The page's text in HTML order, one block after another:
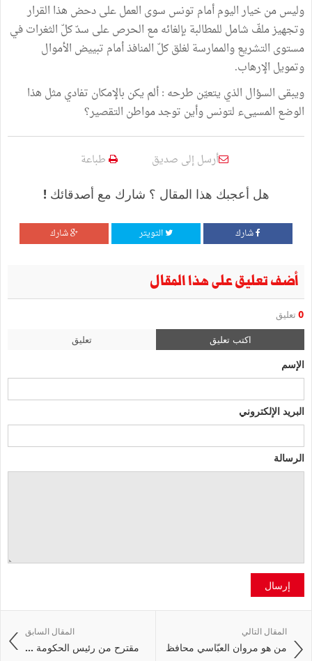
وليس من خيار اليوم أمام تونس سوى العمل على دحض هذا القرار
وتجهيز ملفّ شامل للمطالبة بإلغائه مع الحرص على سدّ كلّ الثغرات في
مستوى التشريع والممارسة لغلق كلّ المنافذ أمام تبييض الأموال
وتمويل الإرهاب.
ويبقى السؤال الذي يتعيّن طرحه : ألم يكن بالإمكان تفادي مثل هذا
الوضع المسيىء لتونس وأين توجد مواطن التقصير؟
أرسل إلى صديق طباعة
هل أعجبك هذا المقال ؟ شارك مع أصدقائك !
شارك التويتر شارك
أضف تعليق على هذا المقال
0 تعليق
اكتب تعليق تعليق
الإسم
البريد الإلكتروني
الرسالة
إرسال
المقال السابق
مقترح من رئيس الحكومة ...
المقال التالي
من هو مروان العبّاسي محافظ